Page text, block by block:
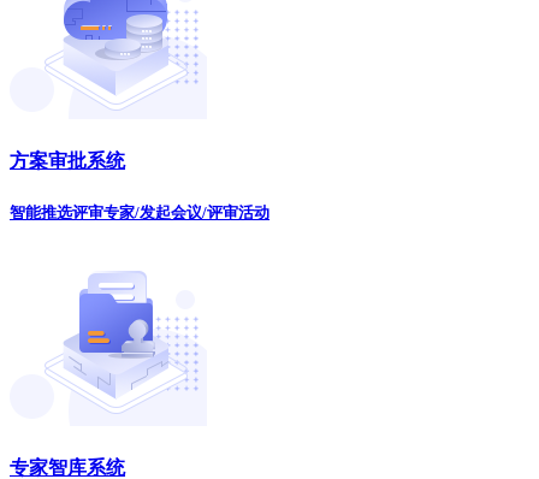
方案审批系统
智能推选评审专家/发起会议/评审活动
专家智库系统